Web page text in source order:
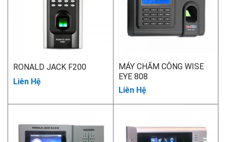
RONALD JACK F200
Liên Hệ
MÁY CHẤM CÔNG WISE
EYE 808
Liên Hệ